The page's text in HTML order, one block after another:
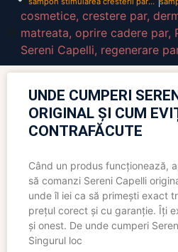
cosmetice, crestere par,
matreata, oprire cadere par,
Sereni Capelli, regenerare
UNDE CUMPERI
ORIGINAL ȘI CUM
CONTRAFĂCUTE
Când un produs funcționează,
să comanzi Sereni Capelli
unde îl iei ca să primești exact
prețul corect și cu garanție. Îți
și onest. De unde cumperi
Singurul loc